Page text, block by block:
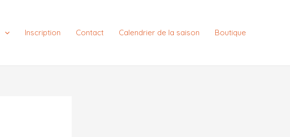
Inscription Contact Calendrier de la saison Boutique